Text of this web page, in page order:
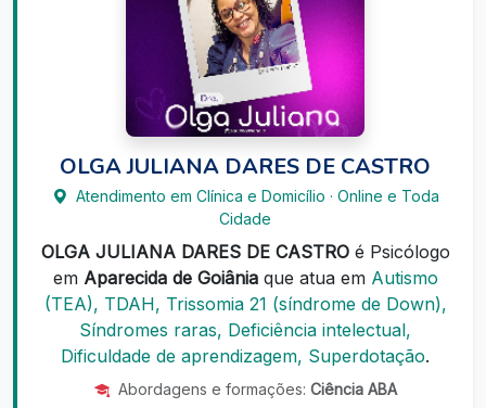
OLGA JULIANA DARES DE CASTRO
Atendimento em Clínica e Domicílio · Online e Toda
Cidade
OLGA JULIANA DARES DE CASTROé Psicólogo
em Aparecida de Goiâniaque atua em Autismo
(TEA), TDAH, Trissomia 21 (síndrome de Down),
Síndromes raras, Deficiência intelectual,
Dificuldade de aprendizagem, Superdotação.
Abordagens e formações: Ciência ABA